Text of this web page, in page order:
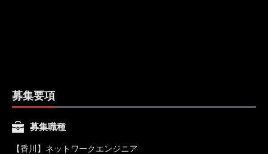
募集要項
募集職種
【香川】ネットワークエンジニア